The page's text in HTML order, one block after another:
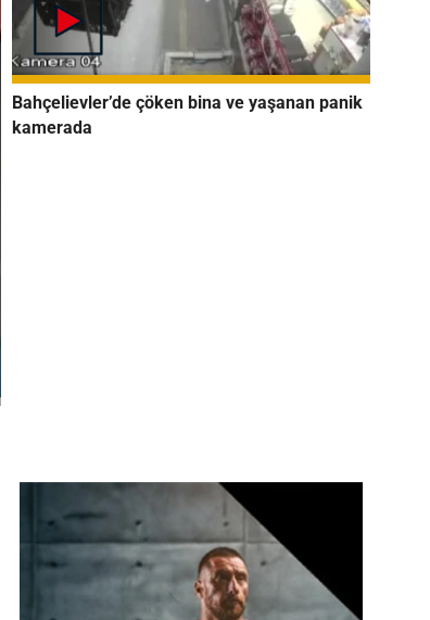
Bahçelievler’de çöken bina ve yaşanan panik
kamerada